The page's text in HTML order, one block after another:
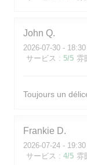
John Q
2026-07-30 -
サービス : 5/5 雰
Toujours un
Frankie D
2026-07-24 -
サービス : 4/5 雰